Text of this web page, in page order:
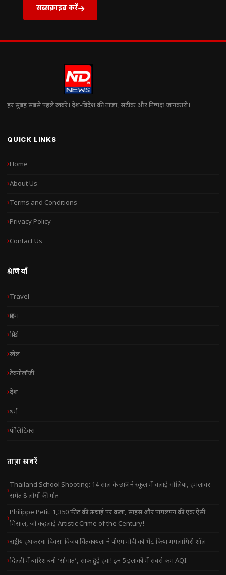
सब्सक्राइब करें
हर सुबह सबसे पहले खबरें। देश-विदेश की ताज़ा, सटीक और निष्पक्ष जानकारी।
QUICK LINKS
Home
About Us
Terms and Conditions
Privacy Policy
Contact Us
श्रेणियाँ
Travel
क्राइम
क्रिप्टो
खेल
टेक्नोलॉजी
देश
धर्म
पॉलिटिक्स
ताज़ा खबरें
Thailand School Shooting: 14 साल के छात्र ने स्कूल में चलाई गोलियां, हमलावर
समेत 8 लोगों की मौत
Philippe Petit: 1,350 फीट की ऊंचाई पर कला, साहस और पागलपन की एक ऐसी
मिसाल, जो कहलाई Artistic Crime of the Century!
राष्ट्रीय हथकरघा दिवस: विजय चिंतकायला ने पीएम मोदी को भेंट किया मंगलागिरी शॉल
दिल्ली में बारिश बनी ‘सौगात’, साफ हुई हवा! इन 5 इलाकों में सबसे कम AQI